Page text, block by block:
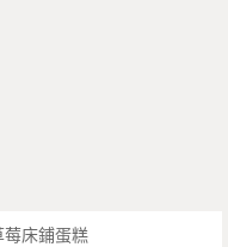
床鋪蛋糕